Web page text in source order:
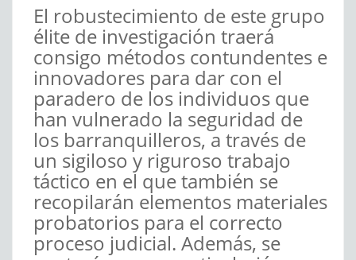
El robustecimiento de este grupo
élite de investigación traerá
consigo métodos contundentes e
innovadores para dar con el
paradero de los individuos que
han vulnerado la seguridad de
los barranquilleros, a través de
un sigiloso y riguroso trabajo
táctico en el que también se
recopilarán elementos materiales
probatorios para el correcto
proceso judicial. Además, se